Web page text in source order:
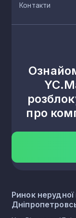
Контакти
про
Ринок